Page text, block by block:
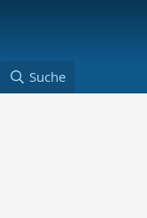
Suche